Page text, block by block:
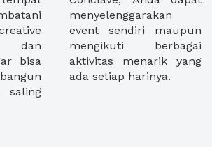
dan
bisa
saling
yang
ada setiap harinya.